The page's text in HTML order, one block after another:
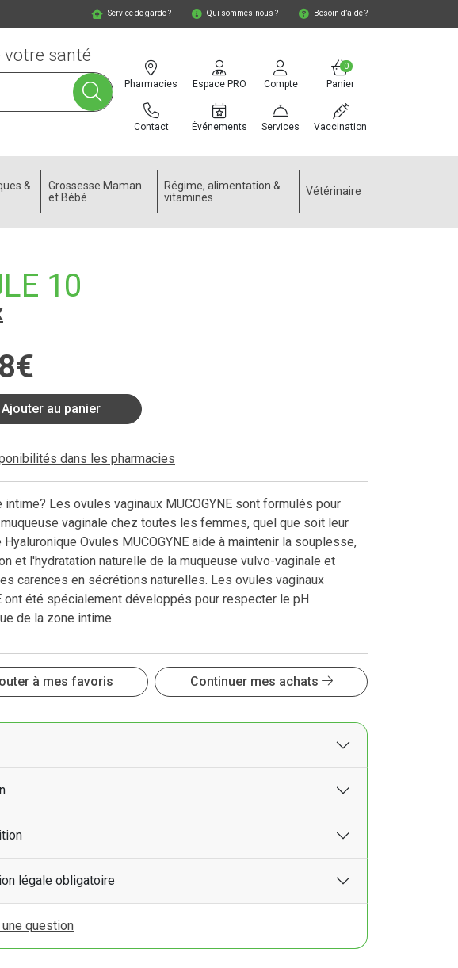
Service de garde ? Qui sommes-nous ? Besoin d’aide ?
Pharmacies
Contact
Espace PRO
Événements
Compte
Services
Panier
0
Vaccination
votre santé
&
Grossesse Maman
et Bébé
Régime, alimentation &
vitamines
Vétérinaire
10
€
Ajouter au panier
dans les pharmacies
Les ovules vaginaux MUCOGYNE sont formulés pour
vaginale chez toutes les femmes, quel que soit leur
Hyaluronique Ovules MUCOGYNE aide à maintenir la souplesse,
et l'hydratation naturelle de la muqueuse vulvo-vaginale et
carences en sécrétions naturelles. Les ovules vaginaux
ont été spécialement développés pour respecter le pH
de la zone intime.
à mes favoris Continuer mes achats
légale obligatoire
question